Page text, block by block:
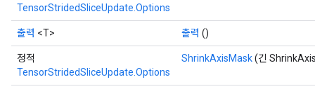
TensorStridedSliceUpdate.Options
출력 <T> 출력 ()
정적
TensorStridedSliceUpdate.Options
ShrinkAxisMask(긴